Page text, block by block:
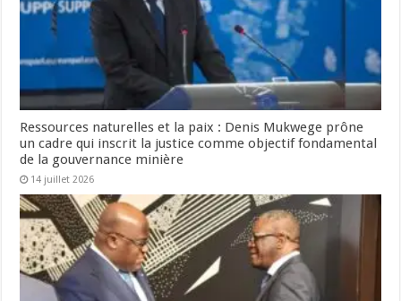
Ressources naturelles et la paix : Denis Mukwege prône
un cadre qui inscrit la justice comme objectif fondamental
de la gouvernance minière
14 juillet 2026